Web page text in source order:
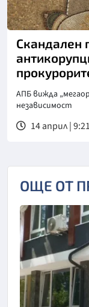
Скандален
АПБ вижда
независимост
14 април | 9:21
ОЩЕ ОТ